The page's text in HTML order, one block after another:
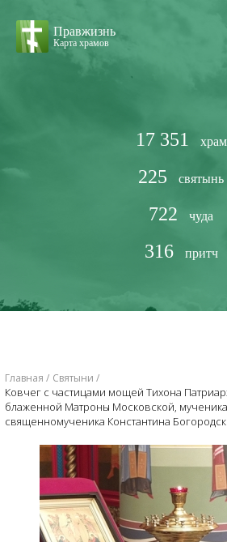
Правжизнь
Карта храмов
17 351 храм
225 святынь
722 чуда
316 притч
Главная Святыни
Ковчег с частицами мощей Тихона
блаженной Матроны Московской, мученика
священномученика Константина